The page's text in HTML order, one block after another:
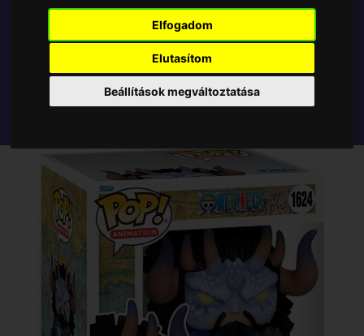
Elfogadom
Elutasítom
Beállítások megváltoztatása